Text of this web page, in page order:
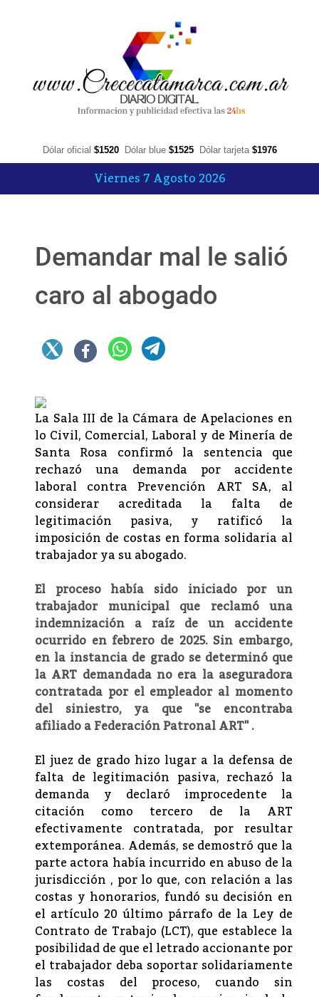
Dólar oficial $1520 Dólar blue $1525 Dólar tarjeta $1976
Viernes 7 Agosto 2026
Demandar mal le salió
caro al abogado
La Sala III de la Cámara de Apelaciones en
lo Civil, Comercial, Laboral y de Minería de
Santa Rosa confirmó la sentencia que
rechazó una demanda por accidente
laboral contra Prevención ART SA, al
considerar acreditada la falta de
legitimación pasiva, y ratificó la
imposición de costas en forma solidaria al
trabajador ya su abogado.
El proceso había sido iniciado por un
trabajador municipal que reclamó una
indemnización a raíz de un accidente
ocurrido en febrero de 2025. Sin embargo,
en la instancia de grado se determinó que
la ART demandada no era la aseguradora
contratada por el empleador al momento
del siniestro, ya que "se encontraba
afiliado a Federación Patronal ART".
El juez de grado hizo lugar a la defensa de
falta de legitimación pasiva, rechazó la
demanda y declaró improcedente la
citación como tercero de la ART
efectivamente contratada, por resultar
extemporánea. Además, se demostró que la
parte actora había incurrido enabuso de la
jurisdicción , por lo que, con relación a las
costas y honorarios, fundó su decisión en
el artículo 20 último párrafo de la Ley de
Contrato de Trabajo (LCT), que establece la
posibilidad de que el letrado accionante por
el trabajador deba soportar solidariamente
las costas del proceso, cuando sin